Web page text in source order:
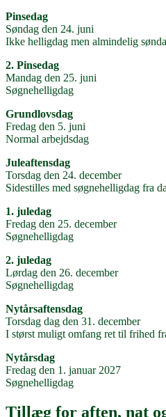
Pinsedag
Søndag den 24. juni
Ikke helligdag men almindelig
2. Pinsedag
Mandag den 25. juni
Søgnehelligdag
Grundlovsdag
Fredag den 5. juni
Normal arbejdsdag
Juleaftensdag
Torsdag den 24. december
Sidestilles med søgnehelligdag fra
1. juledag
Fredag den 25. december
Søgnehelligdag
2. juledag
Lørdag den 26. december
Søgnehelligdag
Nytårsaftensdag
Torsdag dag den 31. december
I størst muligt omfang ret til frihed
Nytårsdag
Fredag den 1. januar 2027
Søgnehelligdag
Tillæg for aften, nat